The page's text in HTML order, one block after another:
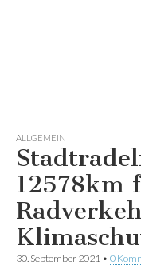
ALLGEMEIN
12578km
30. September 2021 • 0